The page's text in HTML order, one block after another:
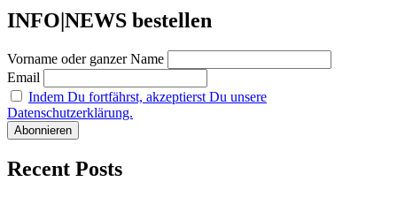
INFO|NEWS bestellen
Vorname oder ganzer Name
Email
Indem Du fortfährst, akzeptierst Du unsere
Datenschutzerklärung.
Recent Posts